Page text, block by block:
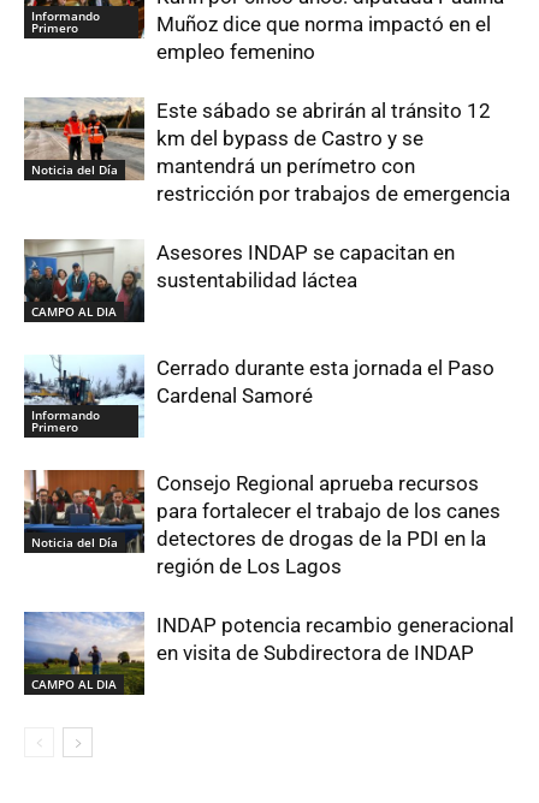
Informando
Primero
Muñoz dice que norma impactó en el
empleo femenino
Noticia del Día
Este sábado se abrirán al tránsito 12
km del bypass de Castro y se
mantendrá un perímetro con
restricción por trabajos de emergencia
CAMPO AL DIA
Asesores INDAP se capacitan en
sustentabilidad láctea
Informando
Primero
Cerrado durante esta jornada el Paso
Cardenal Samoré
Noticia del Día
Consejo Regional aprueba recursos
para fortalecer el trabajo de los canes
detectores de drogas de la PDI en la
región de Los Lagos
CAMPO AL DIA
INDAP potencia recambio generacional
en visita de Subdirectora de INDAP